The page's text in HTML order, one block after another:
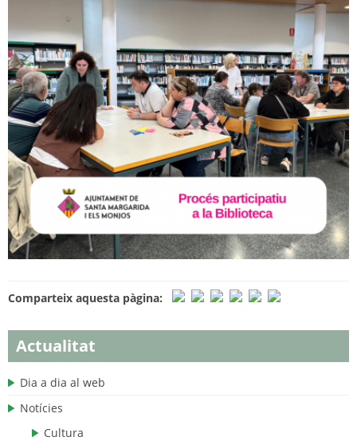
Actualitat
Dia a dia al web
Notícies
Cultura
Comparteix aquesta pàgina: